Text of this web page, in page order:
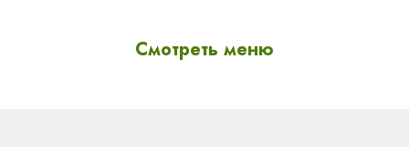
Смотреть меню
Вид на море